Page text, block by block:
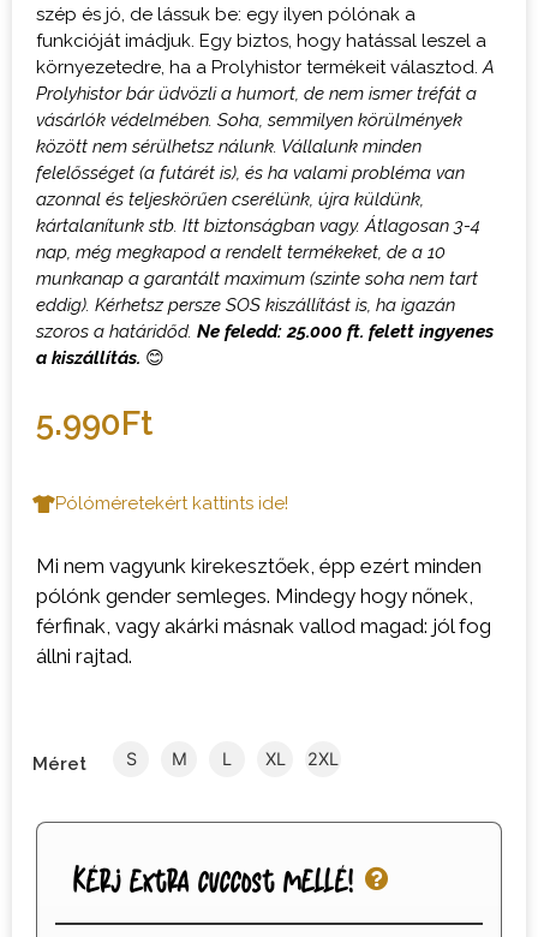
szép és jó, de lássuk be: egy ilyen pólónak a
funkcióját imádjuk. Egy biztos, hogy hatással leszel a
környezetedre, ha a Prolyhistor termékeit választod.A
Prolyhistor bár üdvözli a humort, de nem ismer tréfát a
vásárlók védelmében. Soha, semmilyen körülmények
között nem sérülhetsz nálunk. Vállalunk minden
felelősséget (a futárét is), és ha valami probléma van
azonnal és teljeskörűen cserélünk, újra küldünk,
kártalanítunk stb. Itt biztonságban vagy.Átlagosan 3-4
nap, még megkapod a rendelt termékeket, de a 10
munkanap a garantált maximum (szinte soha nem tart
eddig). Kérhetsz persze SOS kiszállítást is, ha igazán
szoros a határidőd. Ne feledd: 25.000 ft. felett ingyenes
a kiszállítás. 😊
5.990Ft
Pólóméretekért kattints ide!
Mi nem vagyunk kirekesztőek, épp ezért minden
pólónk gender semleges. Mindegy hogy nőnek,
férfinak, vagy akárki másnak vallod magad: jól fog
állni rajtad.
Méret S M L XL 2XL
Kérj extra cuccost mellé!